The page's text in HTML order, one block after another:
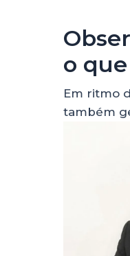
o
Em ritmo
também